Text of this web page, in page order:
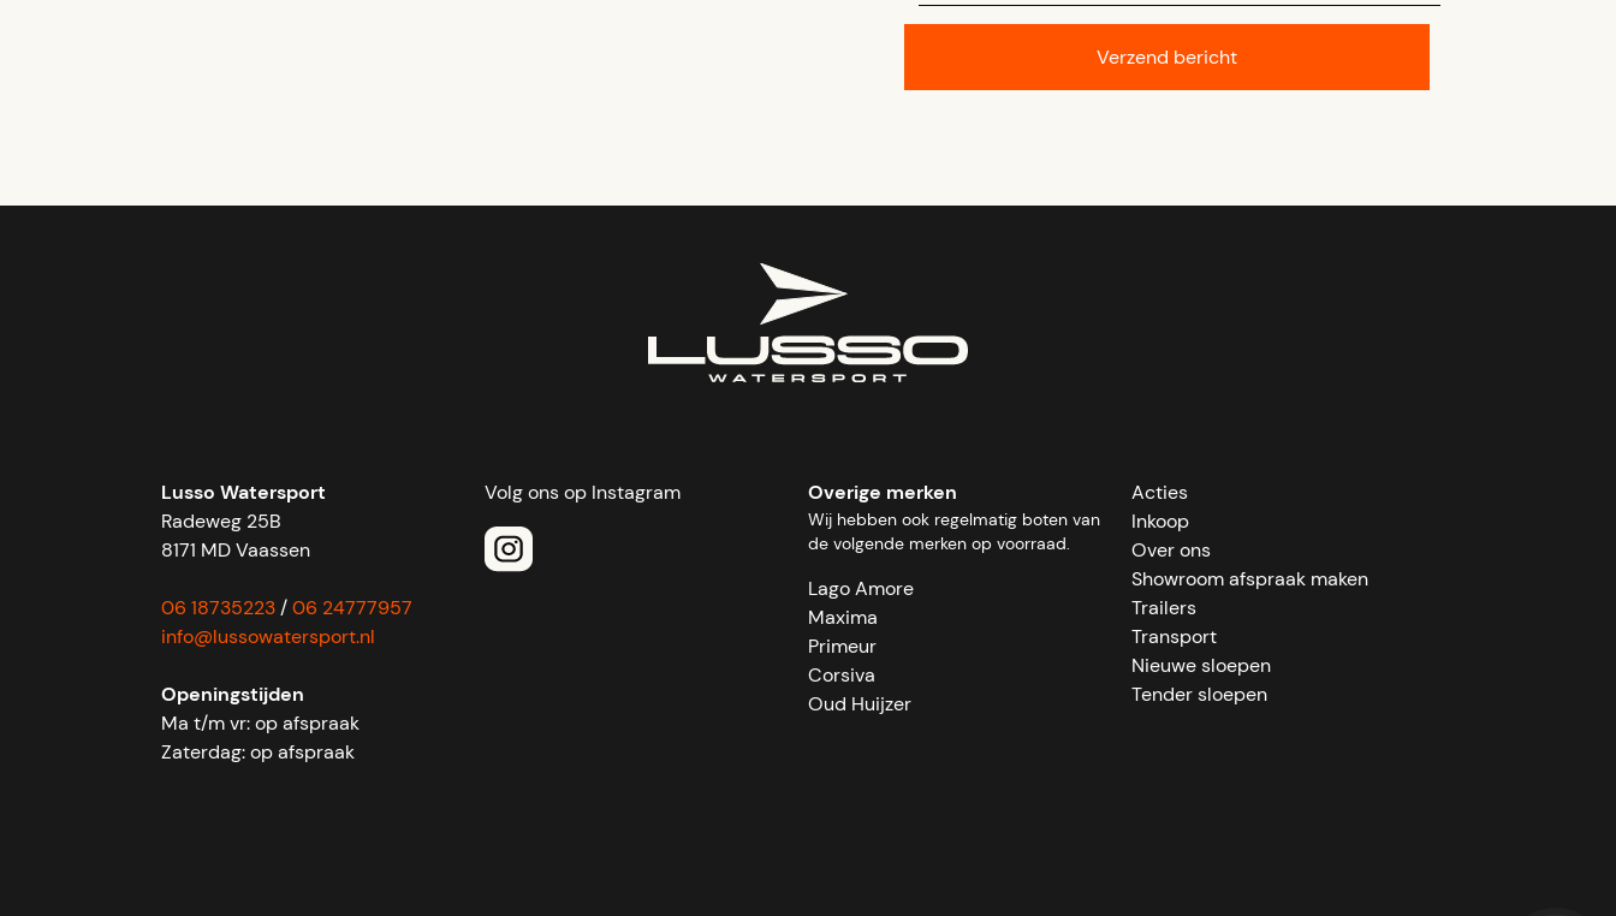
Lusso Watersport
Radeweg 25B
8171 MD Vaassen
06 18735223 /06 24777957
info@lussowatersport.nl
Openingstijden
Ma t/m vr: op afspraak
Zaterdag: op afspraak
Volg ons op Instagram Overige merken
Wij hebben ook regelmatig boten van
de volgende merken op voorraad.
Lago Amore
Maxima
Primeur
Corsiva
Oud Huijzer
Acties
Inkoop
Over ons
Showroom afspraak maken
Trailers
Transport
Nieuwe sloepen
Tender sloepen